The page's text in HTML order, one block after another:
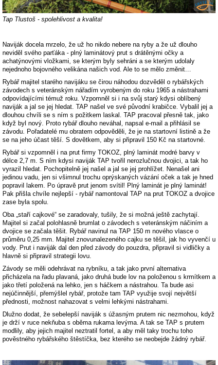
Tap Tlustoš - spolehlivost a kvalita!
Naviják docela mrzelo, že už ho nikdo nebere na ryby a že už dlouho
neviděl svého parťáka - plný laminátový prut s drátěnými očky a
achatýnovými vložkami, se kterým byly sehráni a se kterým udolaly
nejednoho bojovného velikána našich vod. Ale to se mělo změnit…
Rybář majitel starého navijáku se čirou náhodou dozvěděl o rybářských
závodech s veteránským nářadím vyrobeným do roku 1965 a nástrahami
odpovídajícími témuž roku. Vzpomněl si i na svůj starý kdysi oblíbený
naviják a jal se jej hledat. TAP našel ve své původní krabičce. Vybalil jej a
dlouhou chvíli se s ním s požitkem laskal. TAP pracoval přesně tak, jako
když byl nový. Proto rybář dlouho neváhal, napsal e-mail a přihlásil se
závodu. Pořadatelé mu obratem odpověděli, že je na startovní listině a že
se na jeho účast těší. S dovětkem, aby si připravil 150 Kč na startovné.
Rybář si vzpomněl i na prut firmy TOKOZ, plný laminát modré barvy v
délce 2,7 m. S ním kdysi naviják TAP tvořil nerozlučnou dvojici, a tak ho
vyrazil hledat. Pochopitelně jej našel a jal se jej prohlížet. Nenašel ani
jedinou vadu, jen si všimnul trochu oprýskaných vázání oček a tak je hned
popravil lakem. Po úpravě prut jenom svítil! Plný laminát je plný laminát!
Pak přišla chvíle nejlepší - rybář namontoval TAP na prut TOKOZ a dvojice
zase byla spolu.
Oba „staří cajkové“ se zaradovaly, tušily, že si možná ještě zachytají.
Majitel si začal polohlasně brumlat o závodech s veteránským náčiním a
dvojice se začala těšit. Rybář navinul na TAP 150 m nového vlasce o
průměru 0,25 mm. Majitel znovunalezeného cajku se těšil, jak ho vyvenčí u
vody. Prut i naviják dal den před závody do pouzdra, připravil si vidličky a
hlavně si připravil strategii lovu.
Závody se měli odehrávat na rybníku, a tak jako první alternativa
přicházela na řadu plavaná, jako druhá bude lov na položenou s krmítkem a
jako třetí položená na lehko, jen s háčkem a nástrahou. Ta bude asi
nejúčinnější, přemýšlel rybář, protože tam TAP využije svojí největší
přednosti, možnost nahazovat s velmi lehkými nástrahami.
Dlužno dodat, že sebelepší naviják s úžasným prutem nic nezmohou, když
je drží v ruce nekňuba s oběma rukama levýma. A tak se TAP s prutem
modlily, aby jejich majitel neztratil fortel, a aby měl taky trochu toho
pověstného rybářského štěstíčka, bez kterého se neobejde žádný rybář.